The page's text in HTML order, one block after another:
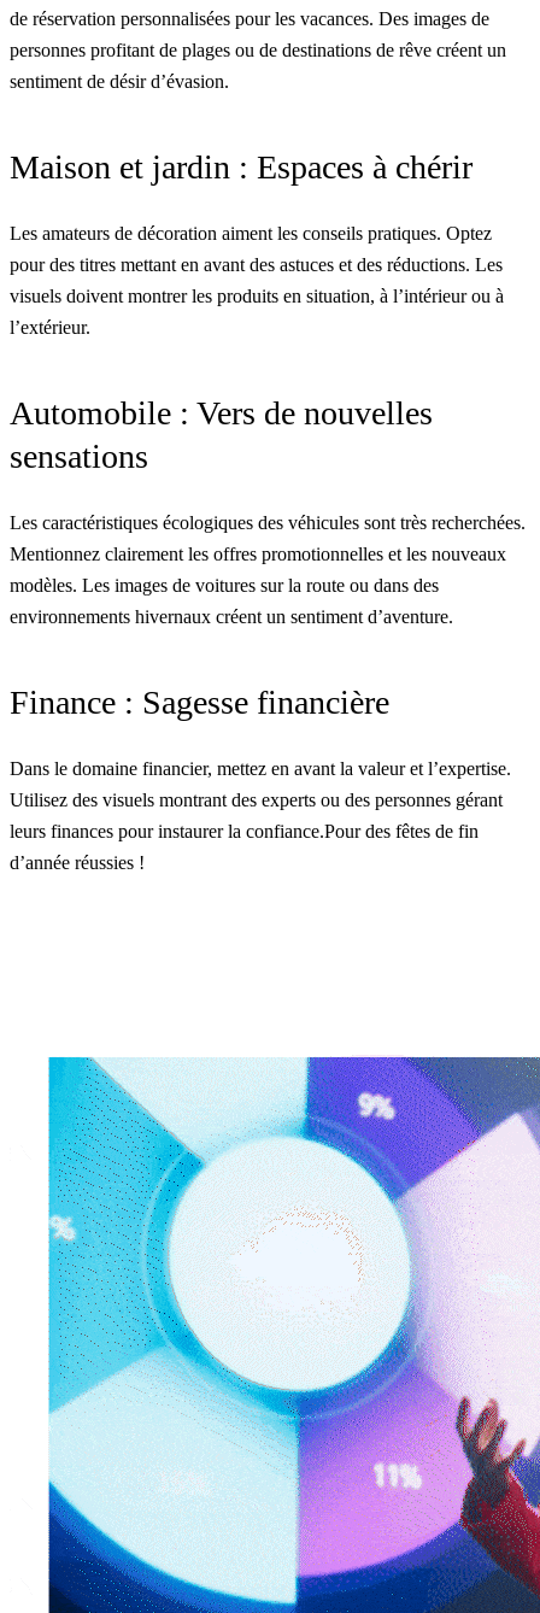
de réservation personnalisées pour les vacances. Des images de
personnes profitant de plages ou de destinations de rêve créent un
sentiment de désir d’évasion.
Maison et jardin : Espaces à chérir
Les amateurs de décoration aiment les conseils pratiques. Optez
pour des titres mettant en avant des astuces et des réductions. Les
visuels doivent montrer les produits en situation, à l’intérieur ou à
l’extérieur.
Automobile : Vers de nouvelles
sensations
Les caractéristiques écologiques des véhicules sont très recherchées.
Mentionnez clairement les offres promotionnelles et les nouveaux
modèles. Les images de voitures sur la route ou dans des
environnements hivernaux créent un sentiment d’aventure.
Finance : Sagesse financière
Dans le domaine financier, mettez en avant la valeur et l’expertise.
Utilisez des visuels montrant des experts ou des personnes gérant
leurs finances pour instaurer la confiance.Pour des fêtes de fin
d’année réussies !